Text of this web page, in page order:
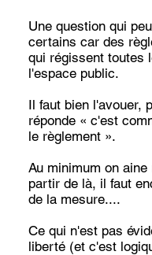
Une question qui
certains car des
qui régissent toutes
l'espace public.
Il faut bien l'avouer,
réponde « c'est
le règlement ».
Au minimum on
partir de là, il faut
de la mesure....
Ce qui n'est pas
liberté (et c'est